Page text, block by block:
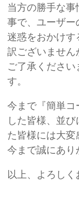
当方の勝手な
事で、ユーザ
迷惑をおかけす
訳ございませ
ご了承くださ
す。
今まで『簡単コ
した皆様、並
た皆様には大変
今まで誠にあり
以上、よろしく